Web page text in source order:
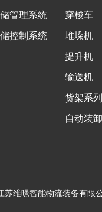
管理系统
控制系统
穿梭车
堆垛机
提升机
输送机
货架系列
自动装
苏维暻智能物流装备有限